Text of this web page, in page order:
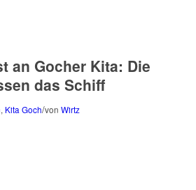
an Gocher Kita: Die
das Schiff
, Kita Goch/von Wirtz